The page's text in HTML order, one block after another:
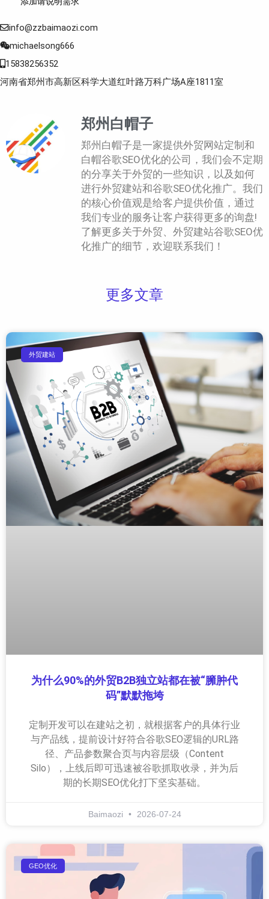
info@zzbaimaozi.com
michaelsong666
15838256352
河南省郑州市高新区科学大道红叶路万科广场A座1811室
郑州白帽子
郑州白帽子是一家提供外贸网站定制和
白帽谷歌SEO优化的公司，我们会不定期
的分享关于外贸的一些知识，以及如何
进行外贸建站和谷歌SEO优化推广。我们
的核心价值观是给客户提供价值，通过
我们专业的服务让客户获得更多的询盘!
了解更多关于外贸、外贸建站谷歌SEO优
化推广的细节，欢迎联系我们！
更多文章
外贸建站
为什么90%的外贸B2B独立站都在被“臃肿代
码”默默拖垮
定制开发可以在建站之初，就根据客户的具体行业
与产品线，提前设计好符合谷歌SEO逻辑的URL路
径、产品参数聚合页与内容层级（Content
Silo），上线后即可迅速被谷歌抓取收录，并为后
期的长期SEO优化打下坚实基础。
Baimaozi 2026-07-24
GEO优化